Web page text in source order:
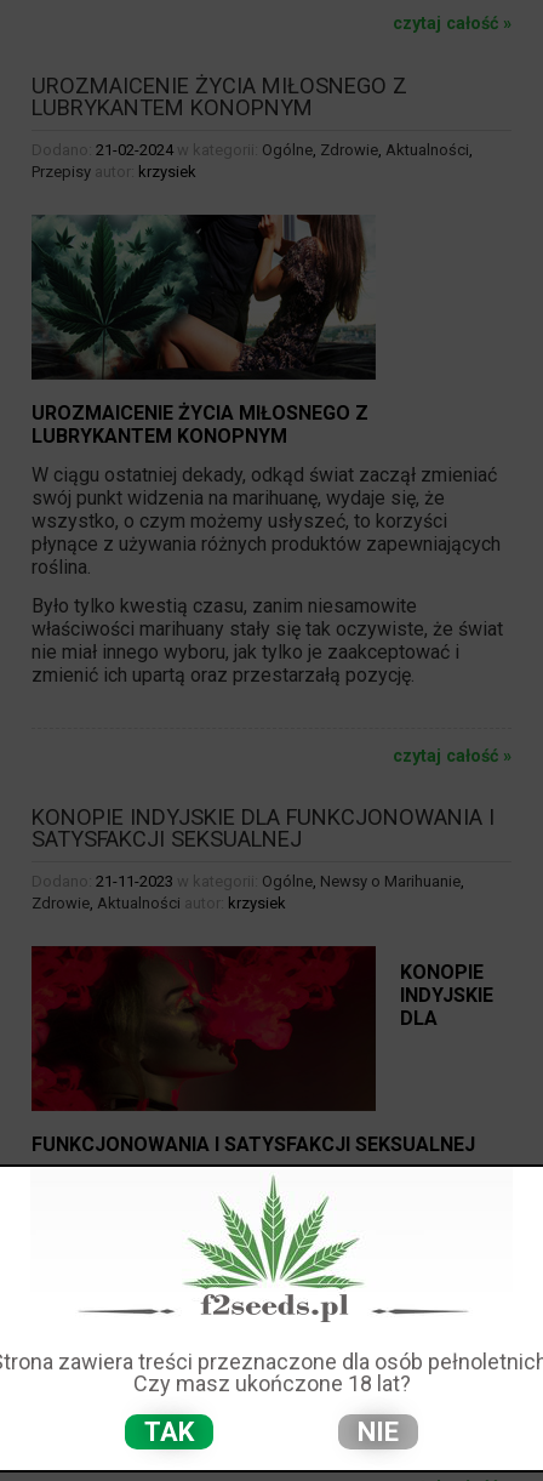
czytaj całość »
UROZMAICENIE ŻYCIA MIŁOSNEGO Z
LUBRYKANTEM KONOPNYM
Dodano: 21-02-2024 w kategorii: Ogólne Zdrowie Aktualności
Przepisy autor: krzysiek
UROZMAICENIE ŻYCIA MIŁOSNEGO Z
LUBRYKANTEM KONOPNYM
W ciągu ostatniej dekady, odkąd świat zaczął zmieniać
swój punkt widzenia na marihuanę, wydaje się, że
wszystko, o czym możemy usłyszeć, to korzyści
płynące z używania różnych produktów zapewniających
roślina.
Było tylko kwestią czasu, zanim niesamowite
właściwości marihuany stały się tak oczywiste, że świat
nie miał innego wyboru, jak tylko je zaakceptować i
zmienić ich upartą oraz przestarzałą pozycję.
czytaj całość »
KONOPIE INDYJSKIE DLA FUNKCJONOWANIA I
SATYSFAKCJI SEKSUALNEJ
Dodano: 21-11-2023 w kategorii: Ogólne Newsy o Marihuanie
Zdrowie Aktualności autor: krzysiek
KONOPIE
INDYJSKIE
DLA
FUNKCJONOWANIA I SATYSFAKCJI SEKSUALNEJ
Badanie dotyczące konopi indyjskich dla funkcjonowania
i satysfakcji seksualnej skorzystało z cyklu
Trójstopniowego modelu reakcji seksualnych Kaplana
oraz Mastersa i Johnsona, (tj. pożądanie, podniecenie,
Naukowcy zauważyli, że mimo wzmożonego
indyjskich, brakowało badań nad ich wpływem na
satysfakcję seksualną. Dlatego przeprowadzono to
zawiera treści przeznaczone dla osób
Czy masz ukończone 18 lat?
TAK NIE